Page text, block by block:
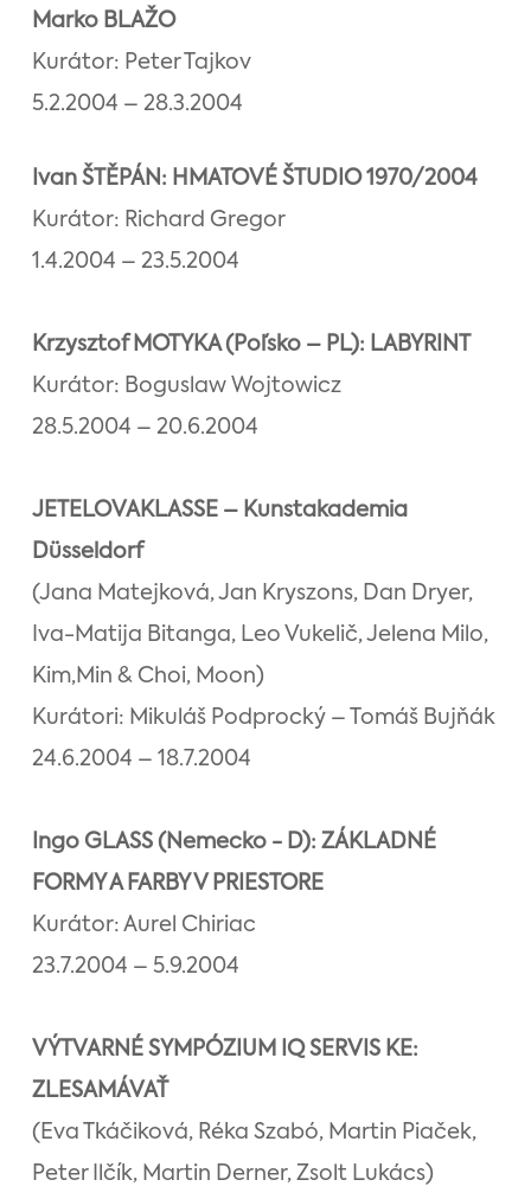
Marko BLAŽO
Kurátor: Peter Tajkov
5.2.2004 – 28.3.2004
Ivan ŠTĚPÁN: HMATOVÉ ŠTUDIO 1970/2004
Kurátor: Richard Gregor
1.4.2004 – 23.5.2004
Krzysztof MOTYKA (Poľsko – PL): LABYRINT
Kurátor: Boguslaw Wojtowicz
28.5.2004 – 20.6.2004
JETELOVAKLASSE – Kunstakademia
Düsseldorf
(Jana Matejková, Jan Kryszons, Dan Dryer,
Iva-Matija Bitanga, Leo Vukelič, Jelena Milo,
Kim,Min & Choi, Moon)
Kurátori: Mikuláš Podprocký – Tomáš Bujňák
24.6.2004 – 18.7.2004
Ingo GLASS (Nemecko - D): ZÁKLADNÉ
FORMY A FARBY V PRIESTORE
Kurátor: Aurel Chiriac
23.7.2004 – 5.9.2004
VÝTVARNÉ SYMPÓZIUM IQ SERVIS KE:
ZLESAMÁVAŤ
(Eva Tkáčiková, Réka Szabó, Martin Piaček,
Peter Ilčík, Martin Derner, Zsolt Lukács)